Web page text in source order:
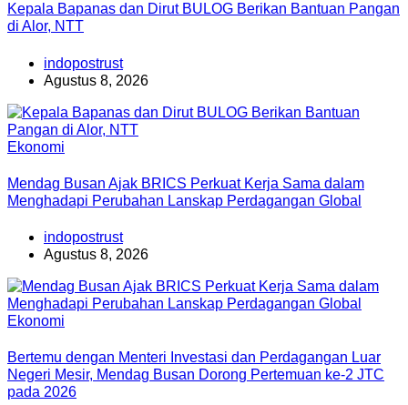
Kepala Bapanas dan Dirut BULOG Berikan Bantuan Pangan
di Alor, NTT
indopostrust
Agustus 8, 2026
Ekonomi
Mendag Busan Ajak BRICS Perkuat Kerja Sama dalam
Menghadapi Perubahan Lanskap Perdagangan Global
indopostrust
Agustus 8, 2026
Ekonomi
Bertemu dengan Menteri Investasi dan Perdagangan Luar
Negeri Mesir, Mendag Busan Dorong Pertemuan ke-2 JTC
pada 2026